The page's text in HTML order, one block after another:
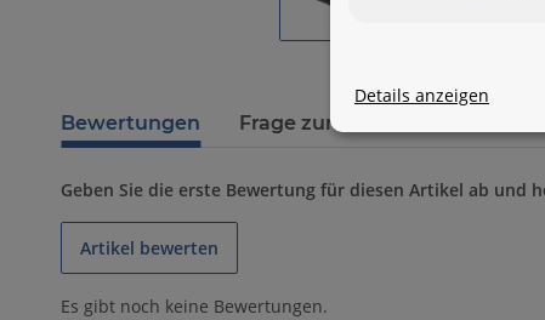
Bewertungen Frage zum Artikel
Geben Sie die erste Bewertung für diesen Artikel ab und
Artikel bewerten
Es gibt noch keine Bewertungen.
Details anzeigen